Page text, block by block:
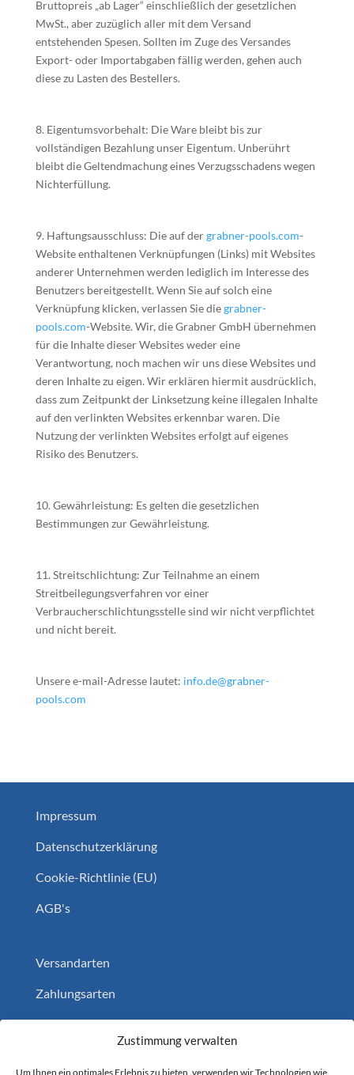
Zustimmung verwalten
Um Ihnen ein optimales Erlebnis zu bieten, verwenden wir Technologien wie
Bruttopreis „ab Lager“ einschließlich der gesetzlichen
MwSt., aber zuzüglich aller mit dem Versand
entstehenden Spesen. Sollten im Zuge des Versandes
Export- oder Importabgaben fällig werden, gehen auch
diese zu Lasten des Bestellers.
8. Eigentumsvorbehalt: Die Ware bleibt bis zur
vollständigen Bezahlung unser Eigentum. Unberührt
bleibt die Geltendmachung eines Verzugsschadens wegen
Nichterfüllung.
9. Haftungsausschluss: Die auf dergrabner-pools.com-
Website enthaltenen Verknüpfungen (Links) mit Websites
anderer Unternehmen werden lediglich im Interesse des
Benutzers bereitgestellt. Wenn Sie auf solch eine
Verknüpfung klicken, verlassen Sie diegrabner-
pools.com-Website. Wir, die Grabner GmbH übernehmen
für die Inhalte dieser Websites weder eine
Verantwortung, noch machen wir uns diese Websites und
deren Inhalte zu eigen. Wir erklären hiermit ausdrücklich,
dass zum Zeitpunkt der Linksetzung keine illegalen Inhalte
auf den verlinkten Websites erkennbar waren. Die
Nutzung der verlinkten Websites erfolgt auf eigenes
Risiko des Benutzers.
10. Gewährleistung: Es gelten die gesetzlichen
Bestimmungen zur Gewährleistung.
11. Streitschlichtung: Zur Teilnahme an einem
Streitbeilegungsverfahren vor einer
Verbraucherschlichtungsstelle sind wir nicht verpflichtet
und nicht bereit.
Unsere e-mail-Adresse lautet: info.de@grabner-
pools.com
Impressum
Datenschutzerklärung
Cookie-Richtlinie (EU)
AGB's
Versandarten
Zahlungsarten
Widerruf